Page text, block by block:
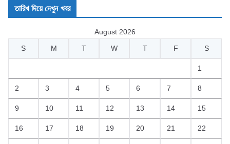
তারিখ দিয়ে দেখুন খবর
August 2026
S
M T W T F S
1
2 3 4 5 6 7 8
9 10 11 12 13 14 15
16 17 18 19 20 21 22